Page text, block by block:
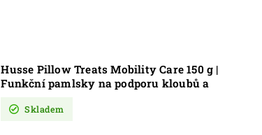
Husse Pillow Treats Mobility Care 150 g |
Funkční pamlsky na podporu kloubů a
Skladem